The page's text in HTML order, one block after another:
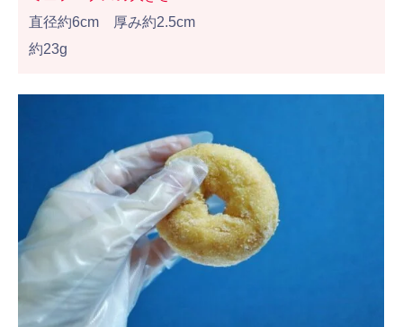
直径約6cm 厚み約2.5cm
約23g